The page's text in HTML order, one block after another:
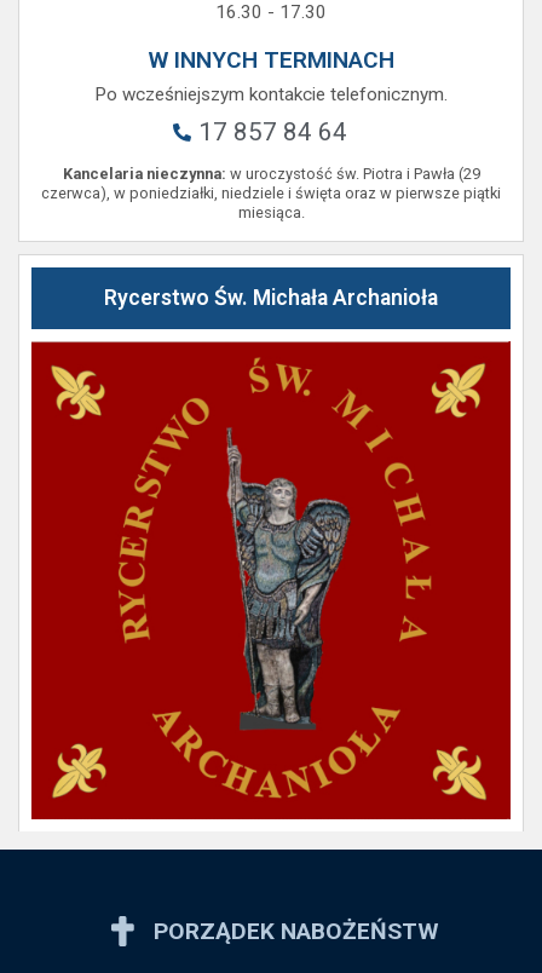
16.30 - 17.30
W INNYCH TERMINACH
Po wcześniejszym kontakcie telefonicznym.
17 857 84 64
Kancelaria nieczynna: w uroczystość św. Piotra i Pawła (29
czerwca), w poniedziałki, niedziele i święta oraz w pierwsze piątki
miesiąca.
Rycerstwo Św. Michała Archanioła
PORZĄDEK NABOŻEŃSTW